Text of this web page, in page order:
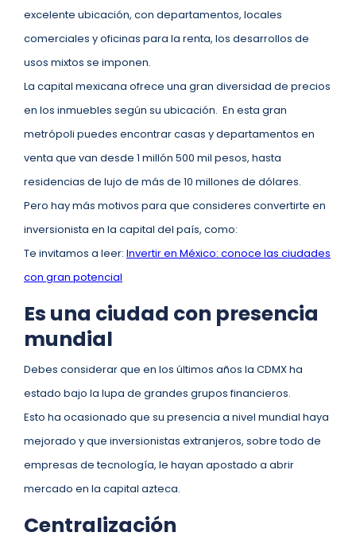
excelente ubicación, con departamentos, locales
comerciales y oficinas para la renta, los desarrollos de
usos mixtos se imponen.
La capital mexicana ofrece una gran diversidad de precios
en los inmuebles según su ubicación. En esta gran
metrópoli puedes encontrar casas y departamentos en
venta que van desde 1 millón 500 mil pesos, hasta
residencias de lujo de más de 10 millones de dólares.
Pero hay más motivos para que consideres convertirte en
inversionista en la capital del país, como:
Te invitamos a leer: Invertir en México: conoce las ciudades
con gran potencial
Es una ciudad con presencia
mundial
Debes considerar que en los últimos años la CDMX ha
estado bajo la lupa de grandes grupos financieros.
Esto ha ocasionado que su presencia a nivel mundial haya
mejorado y que inversionistas extranjeros, sobre todo de
empresas de tecnología, le hayan apostado a abrir
mercado en la capital azteca.
Centralización